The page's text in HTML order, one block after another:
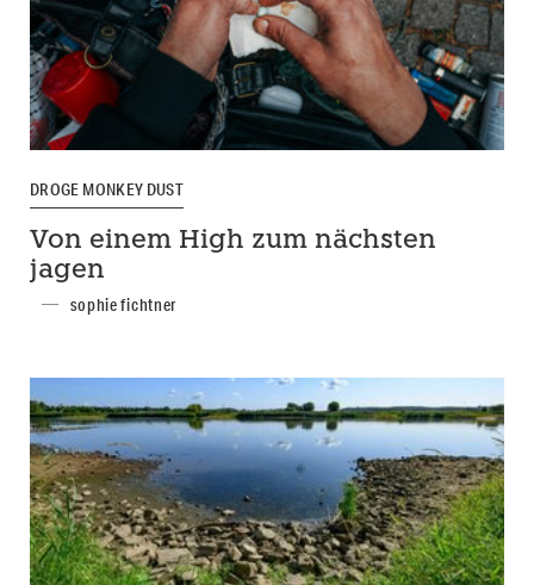
DROGE MONKEY DUST
Von einem High zum nächsten
jagen
sophie fichtner